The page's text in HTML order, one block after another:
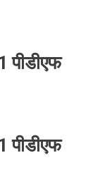
पीडीएफ
पीडीएफ